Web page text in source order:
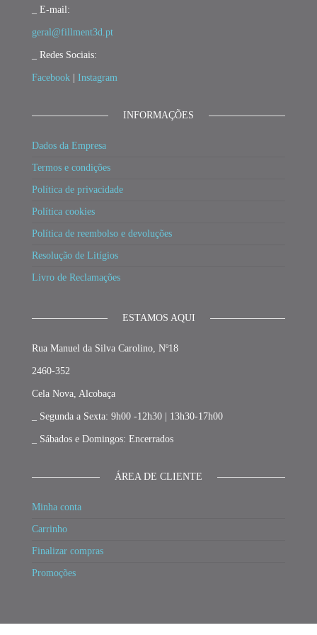
_ E-mail:
geral@fillment3d.pt
_ Redes Sociais:
Facebook Instagram
INFORMAÇÕES
Dados da Empresa
Termos e condições
Política de privacidade
Política cookies
Política de reembolso e devoluções
Resolução de Litígios
Livro de Reclamações
ESTAMOS AQUI
Rua Manuel da Silva Carolino, Nº18
2460-352
Cela Nova, Alcobaça
_ Segunda a Sexta: 9h00 -12h30 | 13h30-17h00
_ Sábados e Domingos: Encerrados
ÁREA DE CLIENTE
Minha conta
Carrinho
Finalizar compras
Promoções